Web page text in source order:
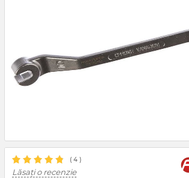
( 4 )
Lăsați o recenzie